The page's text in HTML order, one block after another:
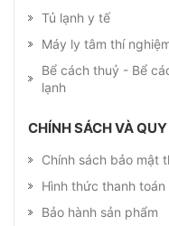
Tủ lạnh y tế
Máy ly tâm thí
Bể cách thuỷ - Bể
lạnh
CHÍNH SÁCH VÀ
Chính sách bảo mật
Hình thức thanh toán
Bảo hành sản phẩm